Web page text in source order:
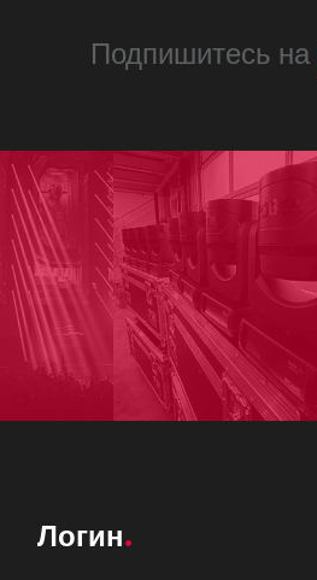
Подпишитесь на
Логин